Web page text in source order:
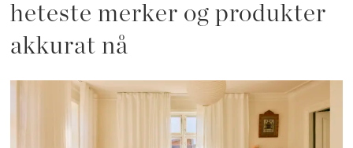
heteste merker og produkter
akkurat nå